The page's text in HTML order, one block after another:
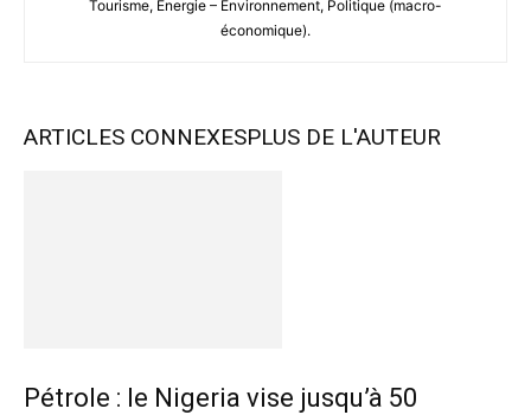
Tourisme, Energie – Environnement, Politique (macro-
économique).
ARTICLES CONNEXESPLUS DE L'AUTEUR
Pétrole : le Nigeria vise jusqu’à 50